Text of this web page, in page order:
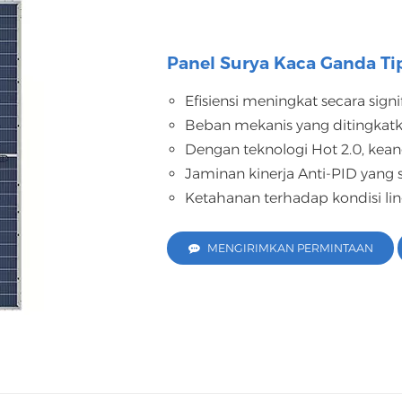
Panel Surya Kaca Ganda
Efisiensi meningkat secara
Beban mekanis yang
Dengan teknologi Hot 2.0,
Jaminan kinerja Anti-PID yang
Ketahanan terhadap kondisi
MENGIRIMKAN PERMINTAAN